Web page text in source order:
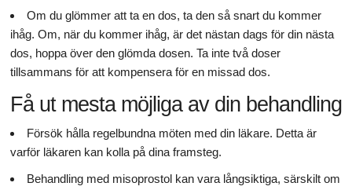
Om du glömmer att ta en dos, ta den så snart du kommer
ihåg. Om, när du kommer ihåg, är det nästan dags för din nästa
dos, hoppa över den glömda dosen. Ta inte två doser
tillsammans för att kompensera för en missad dos.
Få ut mesta möjliga av din behandling
Försök hålla regelbundna möten med din läkare. Detta är
varför läkaren kan kolla på dina framsteg.
Behandling med misoprostol kan vara långsiktiga, särskilt om